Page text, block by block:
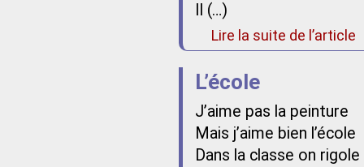
Il (…)
Lire la suite de l’article
L’école
J’aime pas la peinture
Mais j’aime bien l’école
Dans la classe on rigole